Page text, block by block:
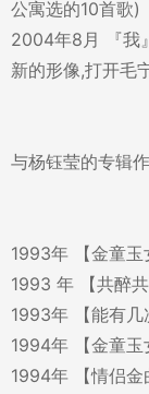
公寓选的10首歌)
2004年8月 『我
新的形像,打开毛
与杨钰莹的专辑
1993年 【金童
1993 年 【共醉共
1993年 【能有几
1994年 【金童玉
1994年 【情侣金